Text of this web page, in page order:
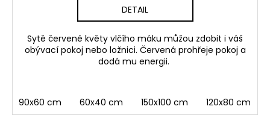
DETAIL
Sytě červené květy vlčího máku můžou zdobit i váš
obývací pokoj nebo ložnici. Červená prohřeje pokoj a
dodá mu energii.
90x60 cm 60x40 cm 150x100 cm 120x80 cm